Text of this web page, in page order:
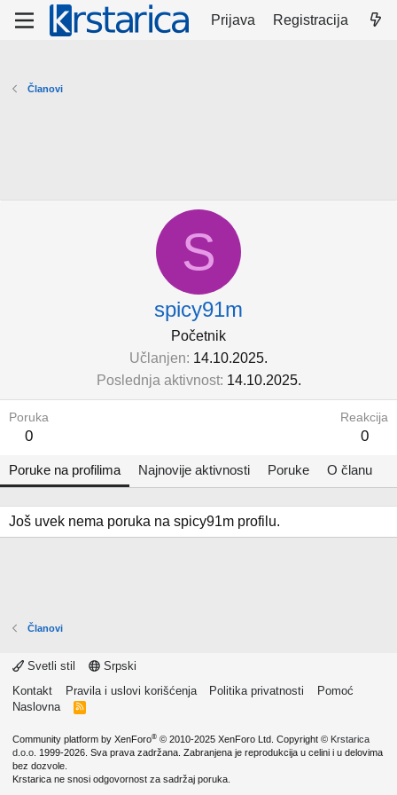
Prijava Registracija
Članovi
S
spicy91m
Početnik
Učlanjen 14.10.2025.
Poslednja aktivnost 14.10.2025.
Poruka
0
Reakcija
0
Poruke na profilima Najnovije aktivnosti Poruke O članu
Još uvek nema poruka na spicy91m profilu.
Članovi
Svetli stil
Srpski
Kontakt
Pravila i uslovi korišćenja Politika privatnosti
Pomoć
Naslovna
R
Community platform by XenForo® © 2010-2025 XenForo Ltd. Copyright © Krstarica
d.o.o. 1999-2026. Sva prava zadržana. Zabranjena je reprodukcija u celini i u delovima
bez dozvole.
Krstarica ne snosi odgovornost za sadržaj poruka.